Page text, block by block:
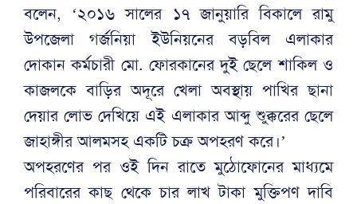
বলেন, ‘২০১৬ সালের ১৭ জানুয়ারি বিকালে রামু
উপজেলা গর্জনিয়া ইউনিয়নের বড়বিল এলাকার
দোকান কর্মচারী মো. ফোরকানের দুই ছেলে শাকিল ও
কাজলকে বাড়ির অদূরে খেলা অবস্থায় পাখির ছানা
দেয়ার লোভ দেখিয়ে এই এলাকার আব্দু শুক্কুরের ছেলে
জাহাঙ্গীর আলমসহ একটি চক্র অপহরণ করে।’
অপহরণের পর ওই দিন রাতে মুঠোফোনের মাধ্যমে
পরিবারের কাছ থেকে চার লাখ টাকা মুক্তিপণ দাবি